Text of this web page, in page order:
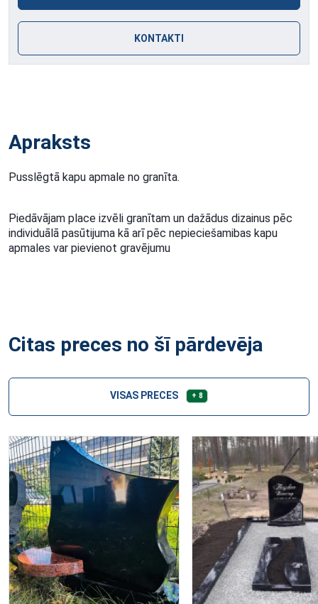
KONTAKTI
Apraksts
Pusslēgtā kapu apmale no granīta.
Piedāvājam place izvēli granītam un dažādus dizainus pēc
individuālā pasūtijuma kā arī pēc nepieciešamibas kapu
apmales var pievienot gravējumu
Citas preces no šī pārdevēja
VISAS PRECES + 8